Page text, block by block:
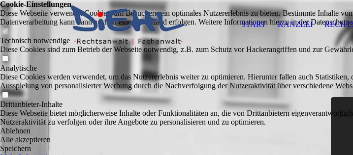
START KANZLEI
Cookie-Einstellungen
Diese Webseite verwendet Cookies, um Besuchern ein optimales Nutzererlebnis zu bieten. Bestimmte Inhalte
Datenverarbeitung kann dann auch in einem Drittland erfolgen. Weitere Informationen hierzu in der
Technisch notwendige
Diese Cookies sind zum Betrieb der Webseite notwendig, z.B. zum Schutz vor Hackerangriffen und zur
Analytische
Diese Cookies werden verwendet, um das Nutzererlebnis weiter zu optimieren. Hierunter fallen auch
Ausspielung von personalisierter Werbung durch die Nachverfolgung der Nutzeraktivität über verschiedene
Drittanbieter-Inhalte
Diese Webseite bietet möglicherweise Inhalte oder Funktionalitäten an, die von Drittanbietern
Nutzeraktivität zu verfolgen oder ihre Angebote zu personalisieren und zu optimieren.
Ablehnen
Alle akzeptieren
Speichern